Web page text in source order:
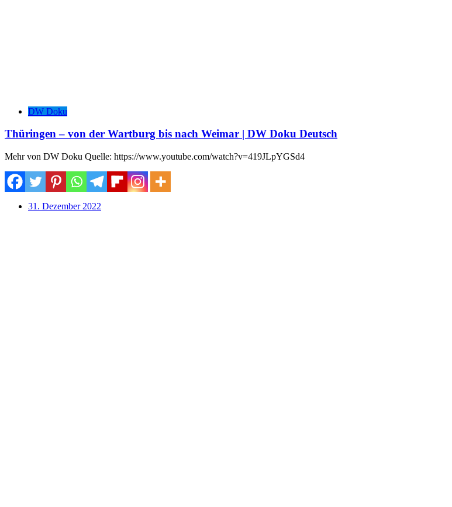
DW Doku
Thüringen – von der Wartburg bis nach Weimar | DW Doku Deutsch
Mehr von DW Doku Quelle: https://www.youtube.com/watch?v=419JLpYGSd4
31. Dezember 2022